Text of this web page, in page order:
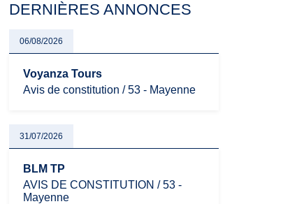
évoluent dans un contexte de contrôle
oblige les indépendants à rester
particulièrement vigilants.
DERNIÈRES ANNONCES
06/08/2026
Voyanza Tours
Avis de constitution / 53 - Mayenne
31/07/2026
BLM TP
AVIS DE CONSTITUTION / 53 -
Mayenne